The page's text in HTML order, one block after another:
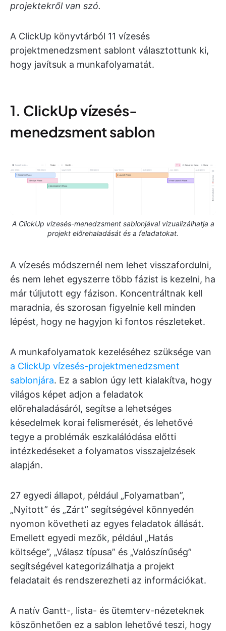
projektekről van szó.
A ClickUp könyvtárból 11 vízesés
projektmenedzsment sablont választottunk ki,
hogy javítsuk a munkafolyamatát.
1. ClickUp vízesés-
menedzsment sablon
A ClickUp vízesés-menedzsment sablonjával vizualizálhatja a
projekt előrehaladását és a feladatokat.
A vízesés módszernél nem lehet visszafordulni,
és nem lehet egyszerre több fázist is kezelni, ha
már túljutott egy fázison. Koncentráltnak kell
maradnia, és szorosan figyelnie kell minden
lépést, hogy ne hagyjon ki fontos részleteket.
A munkafolyamatok kezeléséhez szüksége van
a ClickUp vízesés-projektmenedzsment
sablonjára. Ez a sablon úgy lett kialakítva, hogy
világos képet adjon a feladatok
előrehaladásáról, segítse a lehetséges
késedelmek korai felismerését, és lehetővé
tegye a problémák eszkalálódása előtti
intézkedéseket a folyamatos visszajelzések
alapján.
27 egyedi állapot, például „Folyamatban”,
„Nyitott” és „Zárt” segítségével könnyedén
nyomon követheti az egyes feladatok állását.
Emellett egyedi mezők, például „Hatás
költsége”, „Válasz típusa” és „Valószínűség”
segítségével kategorizálhatja a projekt
feladatait és rendszerezheti az információkat.
A natív Gantt-, lista- és ütemterv-nézeteknek
köszönhetően ez a sablon lehetővé teszi, hogy